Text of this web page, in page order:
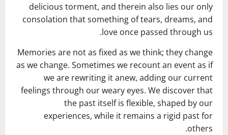
delicious torment, and therein also lies our only
consolation that something of tears, dreams, and
love once passed through us.
Memories are not as fixed as we think; they change
as we change. Sometimes we recount an event as if
we are rewriting it anew, adding our current
feelings through our weary eyes. We discover that
the past itself is flexible, shaped by our
experiences, while it remains a rigid past for
others.